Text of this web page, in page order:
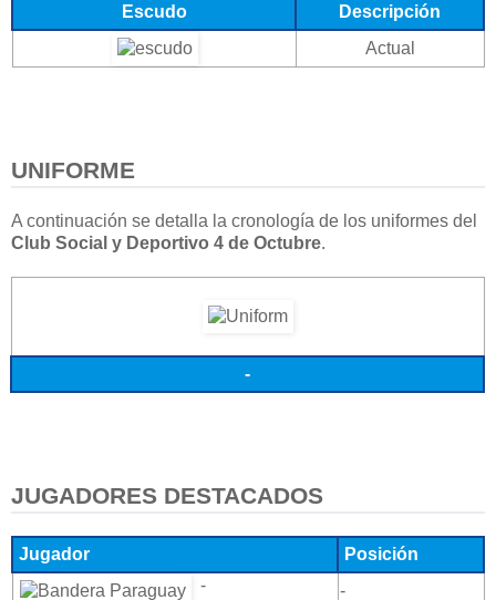
Escudo
Descripción
Actual
UNIFORME
A continuación se detalla la cronología de los uniformes del
Club Social y Deportivo 4 de Octubre.
-
JUGADORES DESTACADOS
Jugador
Posición
-
-